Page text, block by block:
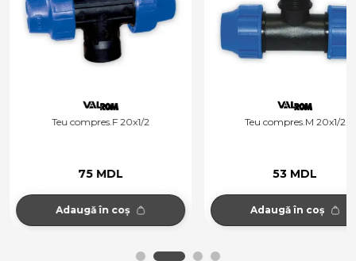
Teu compres.F 20x1/2
75 MDL
Adaugă în coș
Teu compres.M 20x1/2
53 MDL
Adaugă în coș